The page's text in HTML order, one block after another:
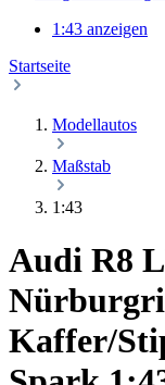
1:43 anzeigen
Startseite
Modellautos
Maßstab
1:43
Audi R8
Kaffer/